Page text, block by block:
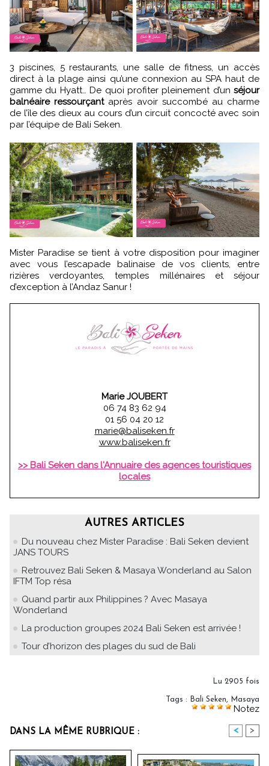
3 piscines, 5 restaurants, une salle de fitness, un accès
direct à la plage ainsi qu’une connexion au SPA haut de
gamme du Hyatt… De quoi profiter pleinement d’un séjour
balnéaire ressourçantaprès avoir succombé au charme
de l’île des dieux au cours d’un circuit concocté avec soin
par l’équipe de Bali Seken.
Mister Paradise se tient à votre disposition pour imaginer
avec vous l’escapade balinaise de vos clients, entre
rizières verdoyantes, temples millénaires et séjour
d’exception à l’Andaz Sanur !
Marie JOUBERT
06 74 83 62 94
01 56 04 20 12
marie@baliseken.fr
www.baliseken.fr
>> Bali Seken dans l'Annuaire des agences touristiques
locales
AUTRES ARTICLES
Du nouveau chez Mister Paradise : Bali Seken devient
JANS TOURS
Retrouvez Bali Seken & Masaya Wonderland au Salon
IFTM Top résa
Quand partir aux Philippines ? Avec Masaya
Wonderland
La production groupes 2024 Bali Seken est arrivée !
Tour d’horizon des plages du sud de Bali
Lu 2905 fois
Tags : Bali Seken Masaya
Notez
DANS LA MÊME RUBRIQUE : < >